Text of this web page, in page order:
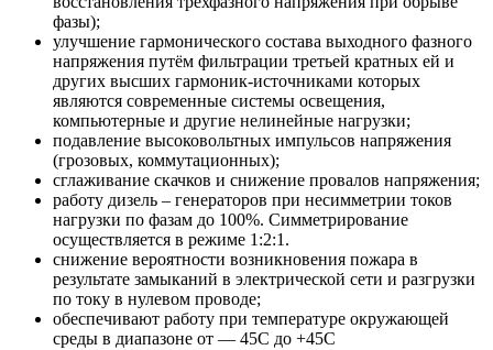
фазы);
улучшение гармонического состава выходного фазного
напряжения путём фильтрации третьей кратных ей и
других высших гармоник-источниками которых
являются современные системы освещения,
компьютерные и другие нелинейные нагрузки;
подавление высоковольтных импульсов напряжения
(грозовых, коммутационных);
сглаживание скачков и снижение провалов напряжения;
работу дизель – генераторов при несимметрии токов
нагрузки по фазам до 100%. Симметрирование
осуществляется в режиме 1:2:1.
снижение вероятности возникновения пожара в
результате замыканий в электрической сети и разгрузки
по току в нулевом проводе;
обеспечивают работу при температуре окружающей
среды в диапазоне от — 45С до +45С